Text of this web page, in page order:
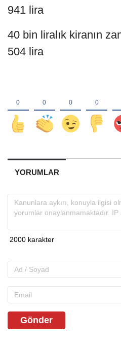
941 lira
40 bin liralık kiranın
504 lira
YORUMLAR
Gönder